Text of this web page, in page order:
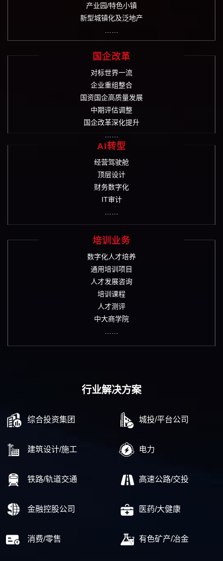
产业园/特色小镇
新型城镇化及泛地产
国企改革
对标世界一流
企业重组整合
国资国企高质量发展
中期评估调整
国企改革深化提升
AI转型
经营驾驶舱
顶层设计
财务数字化
IT审计
培训业务
数字化人才培养
通用培训项目
人才发展咨询
培训课程
人才测评
中大商学院
行业解决方案
综合投资集团 城投/平台公司
建筑设计/施工 电力
铁路/轨道交通 高速公路/交投
金融控股公司 医药/大健康
消费/零售 有色矿产/冶金